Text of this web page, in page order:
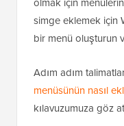
simge eklemek için
bir menü oluşturun
Adım adım
menüsünün nasıl
kılavuzumuza göz